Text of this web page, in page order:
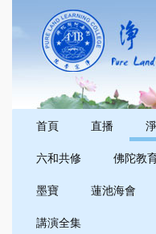
首頁 直播
六和共修
佛陀教
墨寶
蓮池海會
講演全集